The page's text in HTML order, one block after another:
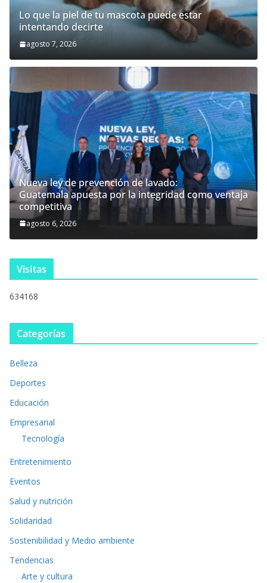
Lo que la piel de tu mascota puede estar
intentando decirte
agosto 7, 2026
Nueva ley de prevención de lavado:
Guatemala apuesta por la integridad como ventaja
competitiva
agosto 6, 2026
Visitas
634168
Categorías
Belleza
Deportes
Educación
Empresarial
Tecnología
Entretenimiento
Eventos
Salud y nutrición
Solidaridad
Sostenibilidad y Medio ambiente
Tendencias
Arte y cultura